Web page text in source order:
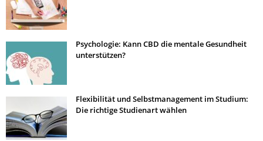
Psychologie: Kann CBD die mentale Gesundheit
unterstützen?
Flexibilität und Selbstmanagement im Studium:
Die richtige Studienart wählen